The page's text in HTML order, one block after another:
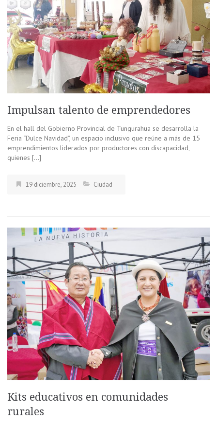
Impulsan talento de emprendedores
En el hall del Gobierno Provincial de Tungurahua se desarrolla la
Feria “Dulce Navidad”, un espacio inclusivo que reúne a más de 15
emprendimientos liderados por productores con discapacidad,
quienes […]
19 diciembre, 2025 Ciudad
Kits educativos en comunidades
rurales